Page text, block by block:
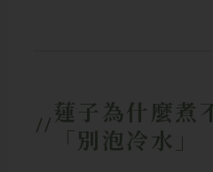
蓮子為什麼煮
「別泡冷水」